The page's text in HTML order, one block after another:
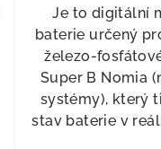
Je to digitální
baterie určený
železo-
Super B Nomia
systémy), který
stav baterie v